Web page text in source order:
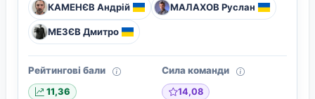
КАМЕНЄВ Андрій МАЛАХОВ Руслан
МЕЗЄВ Дмитро
Рейтингові бали
11,36
Сила команди
14,08